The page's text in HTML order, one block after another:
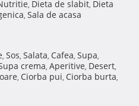
, Dieta de slabit, Dieta
, Sala de acasa
, Sos, Salata, Cafea, Supa,
crema, Aperitive, Desert,
, Ciorba pui, Ciorba burta,